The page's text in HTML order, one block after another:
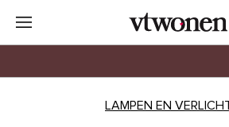
LAMPEN EN